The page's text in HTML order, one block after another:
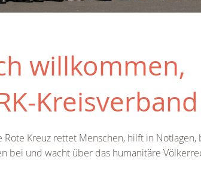
willkommen,
Rote Kreuz rettet Menschen, hilft in
bei und wacht über das humanitäre